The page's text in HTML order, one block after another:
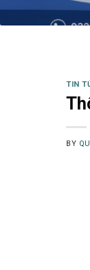
TIN
BY